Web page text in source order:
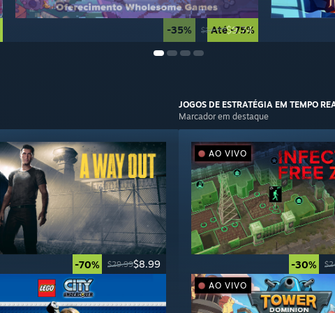
Até -75%
-35% $14.99$9.74
-70% $29.99$8.99
JOGOS DE ESTRATÉGIA EM TEMPO
Marcador em destaque
-30%
AO VIVO
AO VIVO